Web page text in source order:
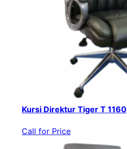
Kursi Direktur Tiger T 1160
Call for Price